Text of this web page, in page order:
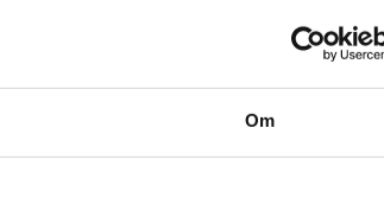
Om
1 kV &
upp till